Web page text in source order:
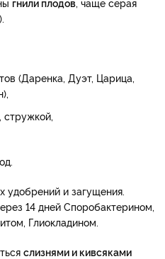
(Даренка, Дуэт, Царица,
удобрений и загущения.
14 дней Споробактерином,
Глиокладином.
слизнями и кивсяками